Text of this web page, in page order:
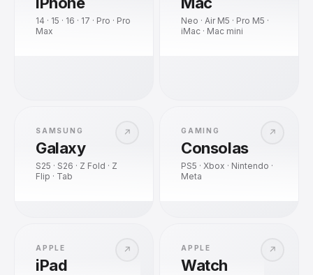
14 · 15 · 16 · 17 · Pro · Pro
Max
Neo · Air M5 · Pro M5 ·
iMac · Mac mini
↗
SAMSUNG
Galaxy
S25 · S26 · Z Fold · Z
Flip · Tab
↗
GAMING
Consolas
PS5 · Xbox · Nintendo ·
Meta
↗
APPLE
iPad
↗
APPLE
Watch